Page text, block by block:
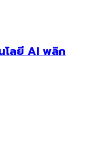
โลยี AI พลิก